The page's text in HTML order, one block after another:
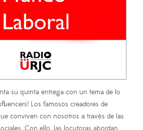
su quinta entrega con un tema de lo
Los famosos creadores de
conviven con nosotros a través de las